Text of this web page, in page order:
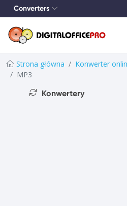
Converters
Strona główna Konwerter
MP3
Konwertery